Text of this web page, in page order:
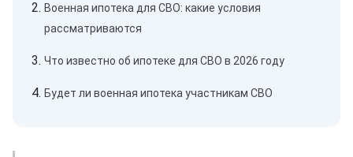
Военная ипотека для СВО: какие условия
рассматриваются
Что известно об ипотеке для СВО в 2026 году
Будет ли военная ипотека участникам СВО